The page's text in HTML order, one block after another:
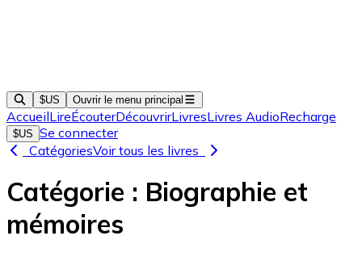
$US Ouvrir le menu principal
AccueilLireÉcouterDécouvrirLivresLivres AudioRecharge
$US Se connecter
CatégoriesVoir tous les livres
Catégorie : Biographie et
mémoires